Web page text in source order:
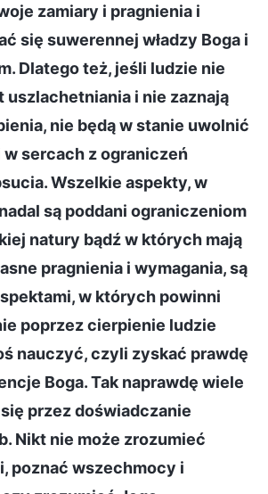
zamiary i pragnienia i
się suwerennej władzy Boga i
Dlatego też, jeśli ludzie nie
uszlachetniania i nie zaznają
nie będą w stanie uwolnić
sercach z ograniczeń
Wszelkie aspekty, w
są poddani ograniczeniom
natury bądź w których mają
pragnienia i wymagania, są
w których powinni
poprzez cierpienie ludzie
nauczyć, czyli zyskać prawdę
Boga. Tak naprawdę wiele
przez doświadczanie
Nikt nie może zrozumieć
poznać wszechmocy i